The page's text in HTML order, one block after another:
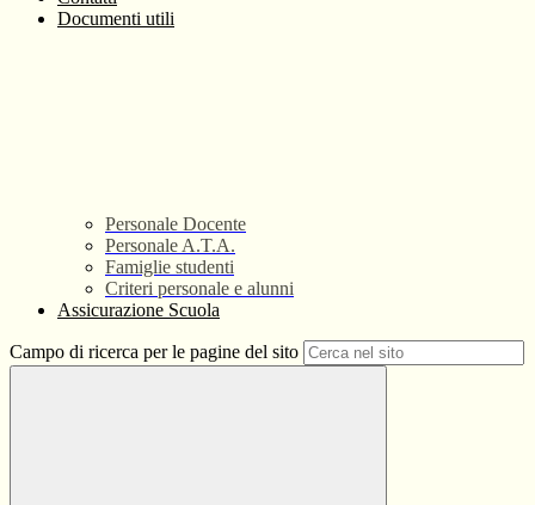
Documenti utili
Personale Docente
Personale A.T.A.
Famiglie studenti
Criteri personale e alunni
Assicurazione Scuola
Campo di ricerca per le pagine del sito